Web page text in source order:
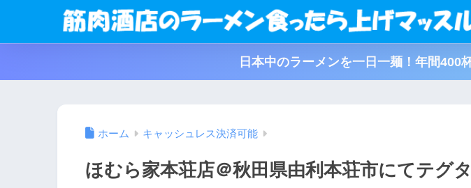
日本中のラーメンを一日一麺！年間400
ホーム キャッシュレス決済可能
ほむら家本荘店＠秋田県由利本荘市にてテグ